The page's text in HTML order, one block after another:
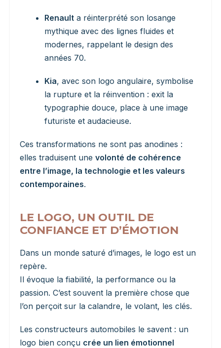
Renault a réinterprété son losange
mythique avec des lignes fluides et
modernes, rappelant le design des
années 70.
Kia, avec son logo angulaire, symbolise
la rupture et la réinvention : exit la
typographie douce, place à une image
futuriste et audacieuse.
Ces transformations ne sont pas anodines :
elles traduisent une volonté de cohérence
entre l’image, la technologie et les valeurs
contemporaines.
LE LOGO, UN OUTIL DE
CONFIANCE ET D’ÉMOTION
Dans un monde saturé d’images, le logo est un
repère.
Il évoque la fiabilité, la performance ou la
passion. C’est souvent la première chose que
l’on perçoit sur la calandre, le volant, les clés.
Les constructeurs automobiles le savent : un
logo bien conçu crée un lien émotionnel